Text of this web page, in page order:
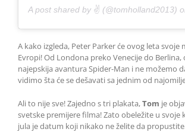
A post shared by ✌️ (@tomholland2013)
A kako izgleda, Peter Parker će ovog leta svoje
Evropi! Od Londona preko Venecije do Berlina,
najepskija avantura Spider-Man i ne možemo
vidimo šta će se dešavati sa jednim od
Ali to nije sve! Zajedno s tri plakata,Tom je
svetske premijere filma! Zato obeležite u svoje
jula je datum koji nikako ne želite da